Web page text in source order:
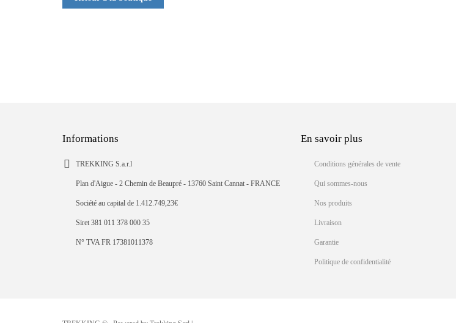
Informations
TREKKING S.a.r.l
Plan d'Aigue - 2 Chemin de Beaupré - 13760 Saint Cannat - FRANCE
Société au capital de 1.412.749,23€
Siret 381 011 378 000 35
N° TVA FR 17381011378
En savoir plus
Conditions générales de vente
Qui sommes-nous
Nos produits
Livraison
Garantie
Politique de confidentialité